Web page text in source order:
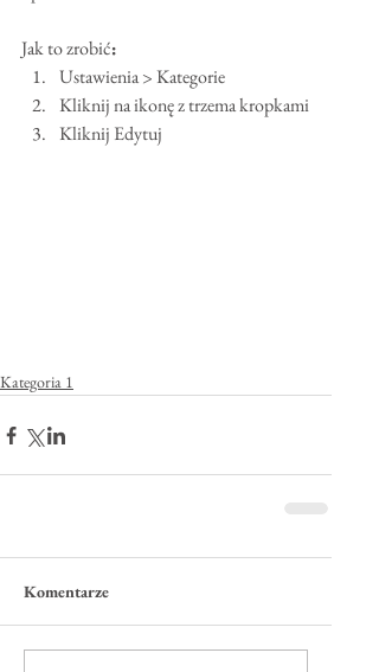
Jak to zrobić:
Ustawienia > Kategorie
Kliknij na ikonę z trzema kropkami
Kliknij Edytuj
Kategoria 1
Komentarze